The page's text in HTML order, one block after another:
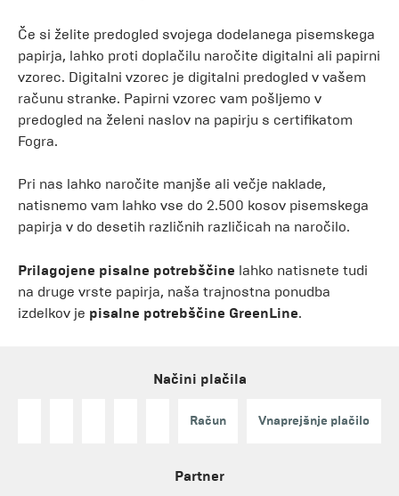
Če si želite predogled svojega dodelanega pisemskega
papirja, lahko proti doplačilu naročite digitalni ali papirni
vzorec. Digitalni vzorec je digitalni predogled v vašem
računu stranke. Papirni vzorec vam pošljemo v
predogled na želeni naslov na papirju s certifikatom
Fogra.
Pri nas lahko naročite manjše ali večje naklade,
natisnemo vam lahko vse do 2.500 kosov pisemskega
papirja v do desetih različnih različicah na naročilo.
Prilagojene pisalne potrebščine lahko natisnete tudi
na druge vrste papirja, naša trajnostna ponudba
izdelkov je pisalne potrebščine GreenLine.
Načini plačila
Račun Vnaprejšnje plačilo
Partner